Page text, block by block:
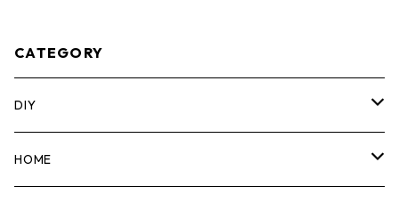
CATEGORY
DIY
マーカー
HOME